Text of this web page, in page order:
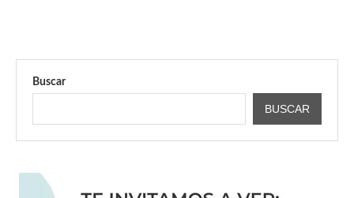
Buscar
BUSCAR